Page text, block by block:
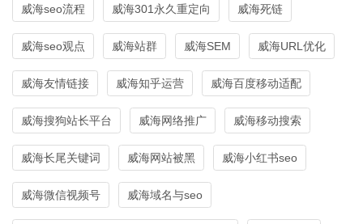
威海seo流程 威海301永久重定向 威海死链
威海seo观点 威海站群 威海SEM 威海URL优化
威海友情链接 威海知乎运营 威海百度移动适配
威海搜狗站长平台 威海网络推广 威海移动搜索
威海长尾关键词 威海网站被黑 威海小红书seo
威海微信视频号 威海域名与seo